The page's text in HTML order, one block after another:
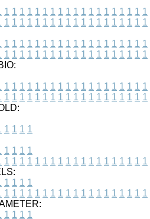
1 1 1 1 1 1 1 1 1 1 1 1 1 1 1 1 1 1 1
1 1 1 1 1 1 1 1 1 1 1 1 1 1 1 1 1 1 1
1 1 1 1 1 1 1 1 1 1 1 1 1 1 1 1 1 1 1
1 1 1 1 1 1 1 1 1 1 1 1 1 1 1 1 1 1 1
1 1 1 1 1 1 1 1 1 1 1 1 1 1 1 1 1 1 1
1 1 1 1 1 1 1 1 1 1 1 1 1 1 1 1 1 1 1
1 1 1 1
1 1 1 1
1 1 1 1 1 1 1 1 1 1 1 1 1 1 1 1 1 1 1
1 1 1 1
1 1 1 1 1 1 1 1 1 1 1 1 1 1 1 1 1 1 1
1 1 1 1